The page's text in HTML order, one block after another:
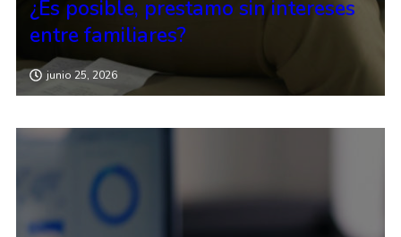
¿Es posible, prestamo sin intereses
entre familiares?
junio 25, 2026